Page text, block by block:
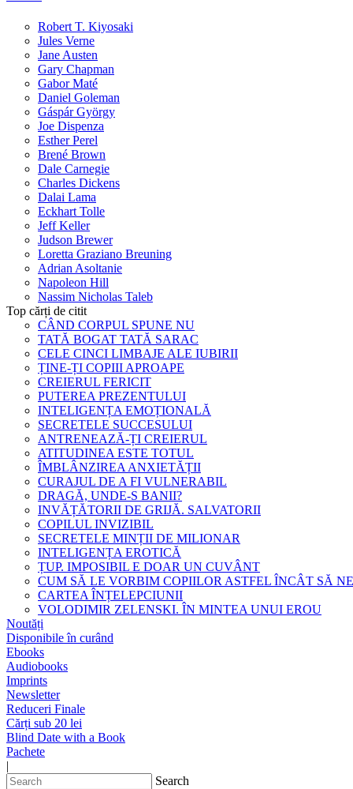
Robert T. Kiyosaki
Jules Verne
Jane Austen
Gary Chapman
Gabor Maté
Daniel Goleman
Gáspár György
Joe Dispenza
Esther Perel
Brené Brown
Dale Carnegie
Charles Dickens
Dalai Lama
Eckhart Tolle
Jeff Keller
Judson Brewer
Loretta Graziano Breuning
Adrian Asoltanie
Napoleon Hill
Nassim Nicholas Taleb
Top cărți de citit
CÂND CORPUL SPUNE NU
TATĂ BOGAT TATĂ SARAC
CELE CINCI LIMBAJE ALE IUBIRII
ȚINE-ȚI COPIII APROAPE
CREIERUL FERICIT
PUTEREA PREZENTULUI
INTELIGENȚA EMOȚIONALĂ
SECRETELE SUCCESULUI
ANTRENEAZĂ-ȚI CREIERUL
ATITUDINEA ESTE TOTUL
ÎMBLÂNZIREA ANXIETĂȚII
CURAJUL DE A FI VULNERABIL
DRAGĂ, UNDE-S BANII?
INVĂȚĂTORII DE GRIJĂ. SALVATORII
COPILUL INVIZIBIL
SECRETELE MINȚII DE MILIONAR
INTELIGENȚA EROTICĂ
ȚUP. IMPOSIBIL E DOAR UN CUVÂNT
CUM SĂ LE VORBIM COPIILOR ASTFEL ÎNCÂT SĂ
CARTEA ÎNȚELEPCIUNII
VOLODIMIR ZELENSKI. ÎN MINTEA UNUI EROU
Noutăți
Disponibile în curând
Ebooks
Audiobooks
Imprints
Newsletter
Reduceri Finale
Cărți sub 20 lei
Blind Date with a Book
Pachete
|
Search